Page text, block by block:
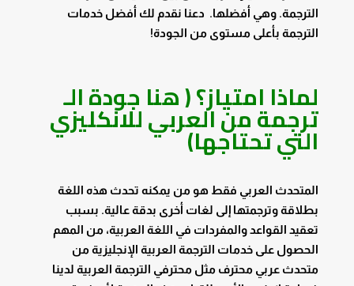
الترجمة. وهي أفضلها. دعنا نقدم لك أفضل خدمات
الترجمة بأعلى مستوى من الجودة!
لماذا امتياز؟( هنا جودة الـ
ترجمة من العربي للانكليزي
التي تحتاجها)
المتحدث العربي فقط هو من يمكنه تحدث هذه اللغة
بطلاقة وترجمتها إلى لغات أخرى بدقة عالية. بسبب
تعقيد القواعد والمفردات في اللغة العربية، من المهم
الحصول على خدمات الترجمة العربية الإنجليزية من
متحدث عربي محترف مثل محترفي الترجمة العربية لدينا